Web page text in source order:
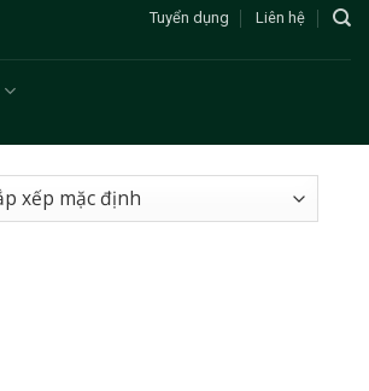
Tuyển dụng Liên hệ